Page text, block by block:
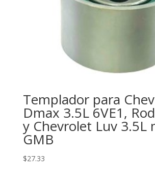
Templador para
Dmax 3.5L 6VE1,
y Chevrolet Luv 3.5L
GMB
$27.33